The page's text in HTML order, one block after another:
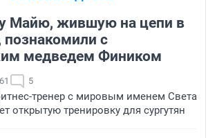
Майю, жившую на цепи в
с
медведем Фиником
5
тренер с мировым именем Света
открытую тренировку для сургутян